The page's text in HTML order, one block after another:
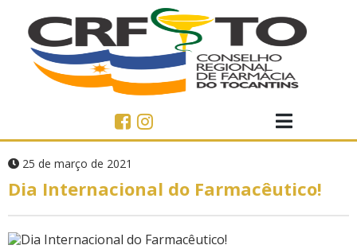
25 de março de 2021
Dia Internacional do Farmacêutico!